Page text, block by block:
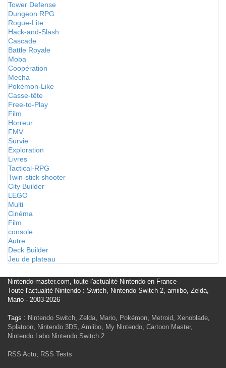
Tower Defense
Dungeon RPG
Rogue-Lite
Hack-and-Slash
Cascade
Battle Royale
Moba
Coopération
Mecha
Pokémon-Like
Casse-tête
Free-to-Play
Film
Horreur
FMV
Survie
Exploration
Livres
Tactical-RPG
Twin-stick shooter
City Builder
LEGO
Multi
Cinéma
Film
console
Autre
Deck Builder
Jeu de plateau
Nintendo-master.com, toute l'actualité Nintendo en France
Toute l'actualité Nintendo : Switch, Nintendo Switch 2, amiibo, Zelda,
Mario - 2003-2026
Tags : Nintendo Switch, Zelda, Mario, Pokémon, Metroid, Xenoblade,
Splatoon, Nintendo 3DS, Amiibo, My Nintendo, Cartoon Master,
Nintendo Labo Nintendo Switch 2
RSS Actu, RSS Tests